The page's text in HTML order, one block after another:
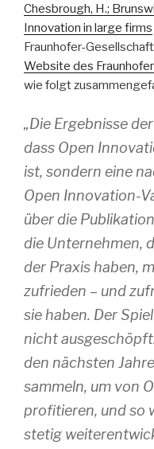
Chesbrough, H.;
Innovation in large firms
Fraunhofer-
Website des
wie folgt
„Die Ergebnisse
dass Open
ist, sondern eine
Open Innovation-
über die
die Unternehmen,
der Praxis haben,
zufrieden – und
sie haben. Der
nicht
den nächsten
sammeln, um von
profitieren, und so
stetig